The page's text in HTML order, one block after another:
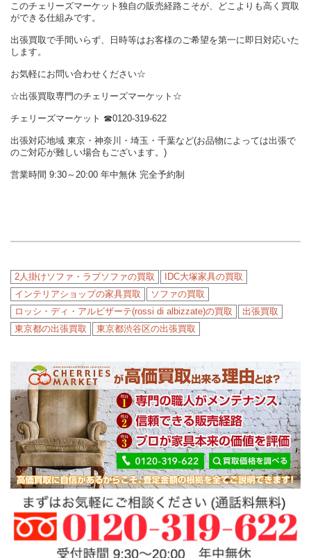
このチェリーズマーケット独自の販売経路こそが、どこよりも高く買取
ができる仕組みです。
出張買取で手間いらず、日時等はお客様のご希望を第一に即日対応いた
します。
お気軽にお問い合わせください☆
☆出張買取専門のチェリーズマーケット☆
チェリーズマーケット ☎︎0120-319-622
出張対応地域 東京・神奈川・埼玉・千葉など(お品物によっては出張で
のご対応が難しい場合もございます。)
営業時間 9:30～20:00 年中無休 完全予約制
2人掛けソファ・ラブソファの買取
IDC大塚家具の買取
インテリアショップの家具買取
ソファの買取
ロッシ・ディ・アルビザーテ(rossi di albizzate)の買取
出張買取
東京都の出張買取
東京都渋谷区の出張買取